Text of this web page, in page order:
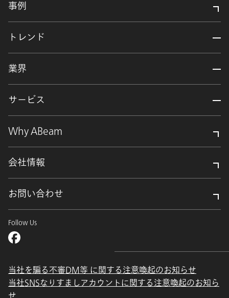
事例
トレンド
業界
サービス
Why ABeam
会社情報
お問い合わせ
Follow Us
当社を騙る不審DM等 に関する注意喚起のお知らせ
当社SNSなりすましアカウントに関する注意喚起のお知ら